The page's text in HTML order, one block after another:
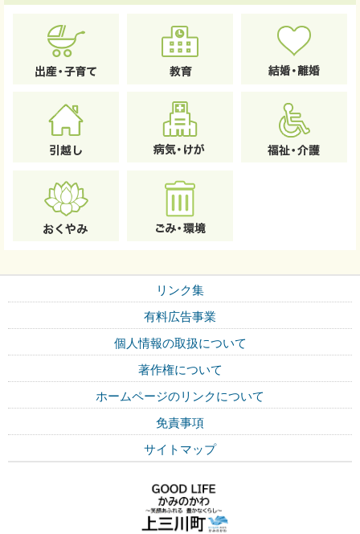
リンク集
有料広告事業
個人情報の取扱について
著作権について
ホームページのリンクについて
免責事項
サイトマップ